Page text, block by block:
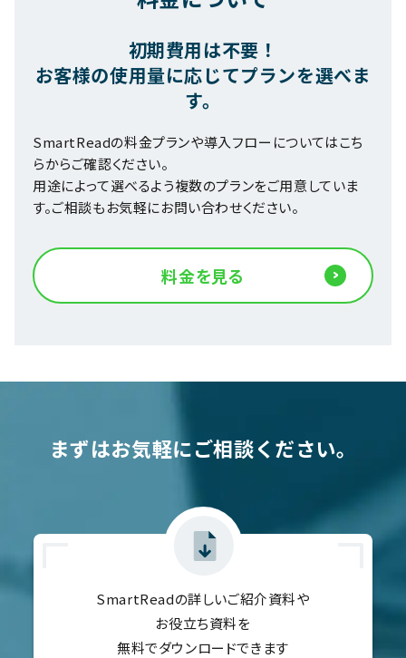
初期費用は不要！
お客様の使用量に応じてプランを選べま
す。
SmartReadの料金プランや導入フローについてはこち
らからご確認ください。
用途によって選べるよう複数のプランをご用意していま
す。ご相談もお気軽にお問い合わせください。
料金を見る
まずはお気軽にご相談ください。
SmartReadの詳しいご紹介資料や
お役立ち資料を
無料でダウンロードできます